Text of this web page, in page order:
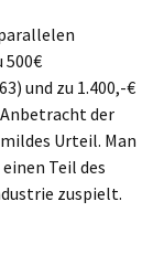
500€
und zu 1.400,-€
der
Urteil. Man
Teil des
zuspielt.